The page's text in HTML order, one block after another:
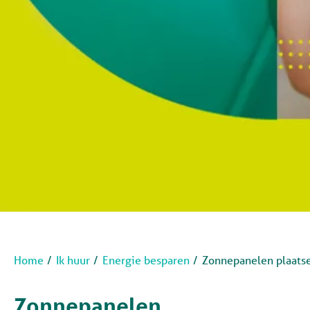
Home Ik huur Energie besparen Zonnepanelen